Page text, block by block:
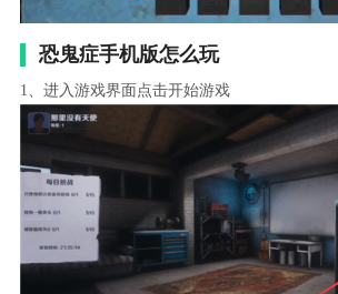
恐鬼症手机版怎么玩
1、进入游戏界面点击开始游戏